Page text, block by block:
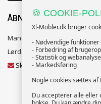
ÅBNINGSTIDER:
Mandag til Fredag 10:00 til 18:00
Lørdag og Søndag 10:00 til
Skriv til vores kundeservice
🍪 COOKIE-
Xl-Mobler.dk bruger
- Nødvendige funktioner
- Forbedring af
- Statistik og webanalyse
- Markedsføring
Nogle cookies sættes
Du accepterer alle eller